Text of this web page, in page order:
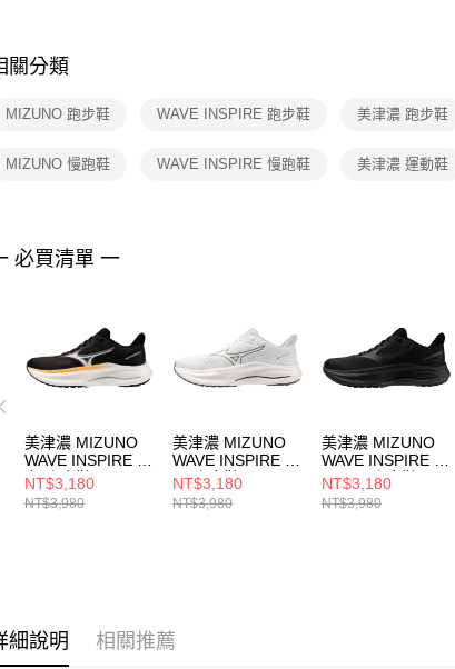
關分類
MIZUNO 跑步鞋 WAVE INSPIRE 跑步鞋 美津濃 跑步鞋
MIZUNO 慢跑鞋 WAVE INSPIRE 慢跑鞋 美津濃 運動鞋
必買清單 一
美津濃 MIZUNO
WAVE INSPIRE 22
女 跑步鞋
J1GD264425
NT$3,180
NT$3,980
美津濃 MIZUNO
WAVE INSPIRE 22
男 跑步鞋
J1GC264407
NT$3,180
NT$3,980
美津濃 MIZUNO
WAVE INSPIRE 22
SW 男 跑步鞋
J1GC264506
NT$3,180
NT$3,980
細說明 相關推薦